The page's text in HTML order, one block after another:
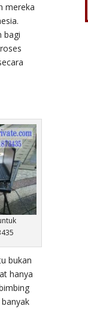
mereka
bagi
bukan
hanya